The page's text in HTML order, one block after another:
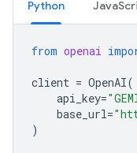
Python
from openai
client = OpenAI(
api_key=
base_url=
)